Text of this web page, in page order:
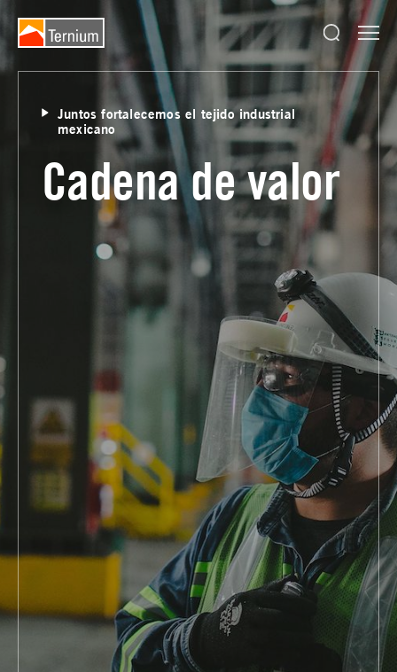
Juntos fortalecemos el tejido industrial
mexicano
Cadena de valor